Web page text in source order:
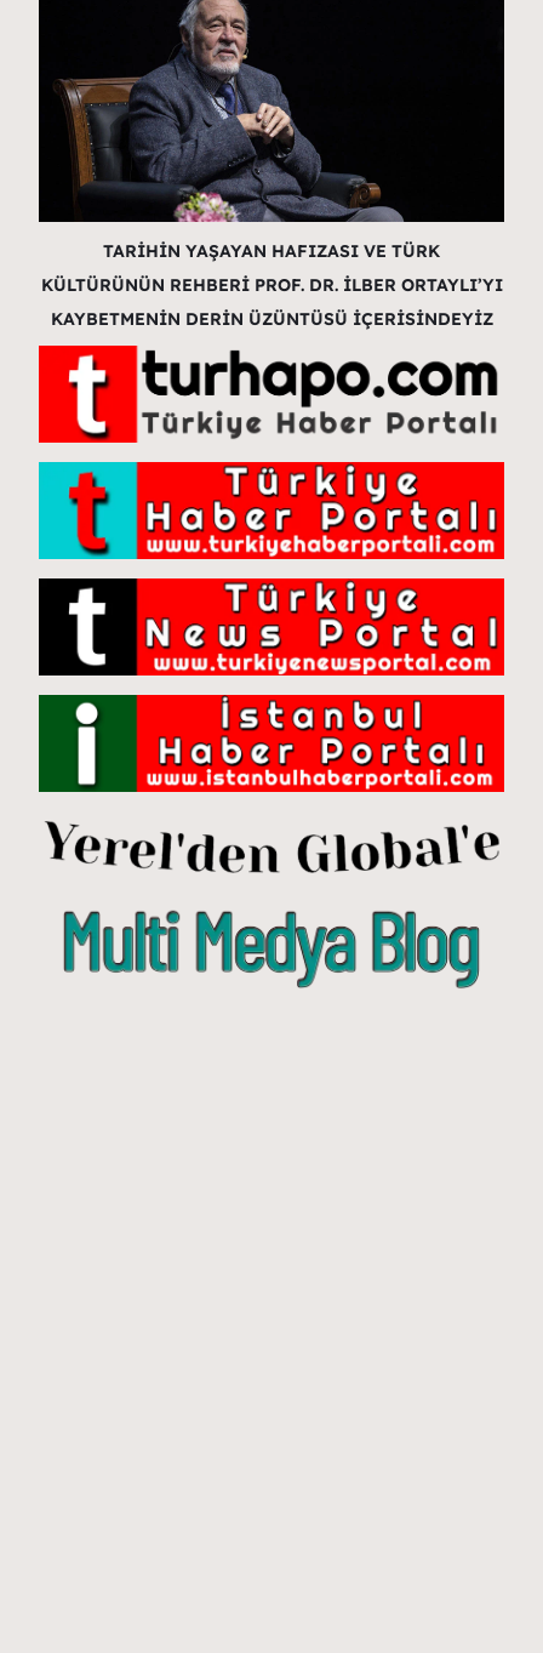
TARİHİN YAŞAYAN HAFIZASI VE TÜRK
KÜLTÜRÜNÜN REHBERİ PROF. DR. İLBER ORTAYLI’YI
KAYBETMENİN DERİN ÜZÜNTÜSÜ İÇERİSİNDEYİZ